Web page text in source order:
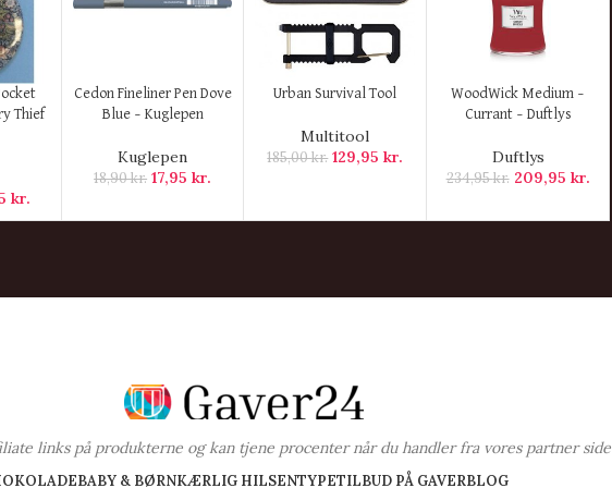
Thief
kr.
KØB HER
Cedon Fineliner Pen Dove
Blue – Kuglepen
Kuglepen
18,90kr. 17,95kr.
KØB HER
Urban Survival Tool
Multitool
185,00kr. 129,95kr.
KØB HER
WoodWick Medium –
Currant – Duftlys
Duftlys
234,95kr. 209,95 kr.
links på produkterne og kan tjene procenter når du handler fra vores partner side
BABY & BØRNKÆRLIG HILSENTYPETILBUD PÅ GAVERBLOG